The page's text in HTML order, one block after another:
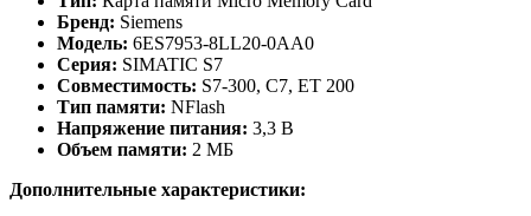
Бренд: Siemens
Модель: 6ES7953-8LL20-0AA0
Серия: SIMATIC S7
Совместимость: S7-300, C7, ET 200
Тип памяти: NFlash
Напряжение питания: 3,3 В
Объем памяти: 2 МБ
Дополнительные характеристики: